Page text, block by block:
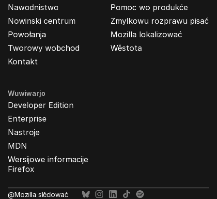
Nawodnistwo
Nowinski centrum
Powołanja
Tworowy wobchod
Kontakt
Pomoc wo produkće
Zmylkowu rozprawu pisać
Mozilla lokalizować
Wěstota
Wuwiwarjo
Developer Edition
Enterprise
Nastroje
MDN
Wersijowe informacije
Firefox
@Mozilla slědować